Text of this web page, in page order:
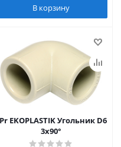
В корзину
EKOPLASTIK Угольник D6
3х90°